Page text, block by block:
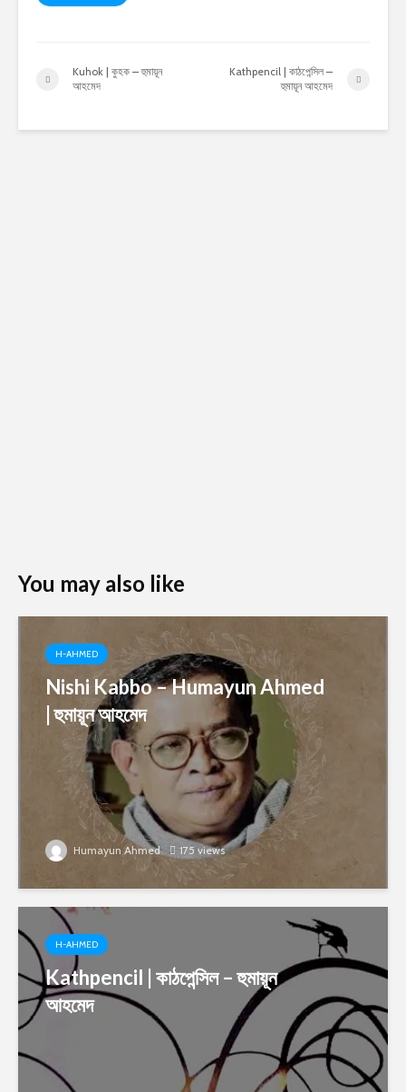
Kuhok | কুহক – হুমায়ূন
আহমেদ
Kathpencil | কাঠপেন্সিল –
হুমায়ূন আহমেদ
You may also like
H-AHMED
Nishi Kabbo – Humayun Ahmed
| হুমায়ূন আহমেদ
Humayun Ahmed 175 views
H-AHMED
Kathpencil | কাঠপেন্সিল – হুমায়ূন
আহমেদ